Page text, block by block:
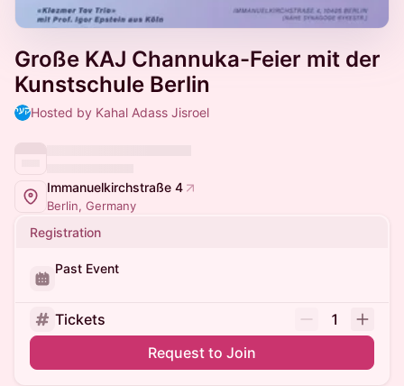
Große KAJ Channuka-Feier mit der
Kunstschule Berlin
Hosted by Kahal Adass Jisroel
Immanuelkirchstraße 4
Berlin, Germany
Registration
Past Event
Tickets
1
Request to Join